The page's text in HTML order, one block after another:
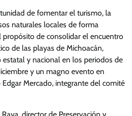
de fomentar el turismo, la
naturales locales de forma
propósito de consolidar el encuentro
de las playas de Michoacán,
y nacional en los periodos de
y un magno evento en
Edgar Mercado, integrante del comité